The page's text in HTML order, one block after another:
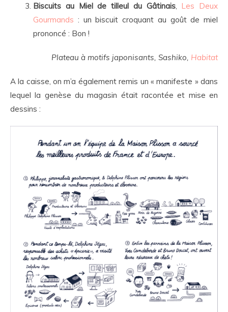
Biscuits au Miel de tilleul du Gâtinais, Les Deux
Gourmands : un biscuit croquant au goût de miel
prononcé : Bon !
Plateau à motifs japonisants, Sashiko, Habitat
A la caisse, on m’a également remis un « manifeste » dans
lequel la genèse du magasin était racontée et mise en
dessins :